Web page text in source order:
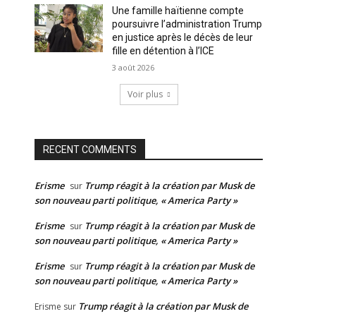
Une famille haïtienne compte
poursuivre l’administration Trump
en justice après le décès de leur
fille en détention à l’ICE
3 août 2026
Voir plus
RECENT COMMENTS
Erisme sur Trump réagit à la création par Musk de
son nouveau parti politique, « America Party »
Erisme sur Trump réagit à la création par Musk de
son nouveau parti politique, « America Party »
Erisme sur Trump réagit à la création par Musk de
son nouveau parti politique, « America Party »
Erisme sur Trump réagit à la création par Musk de